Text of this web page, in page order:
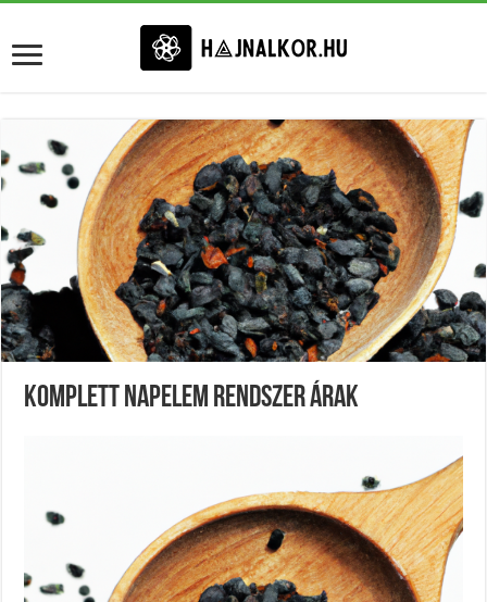
Komplett Napelem Rendszer Árak